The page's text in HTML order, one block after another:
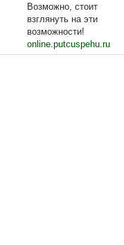
Возможно, стоит
взглянуть на эти
возможности!
online.putcuspehu.ru